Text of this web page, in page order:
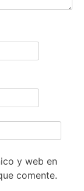
y web en
comente.